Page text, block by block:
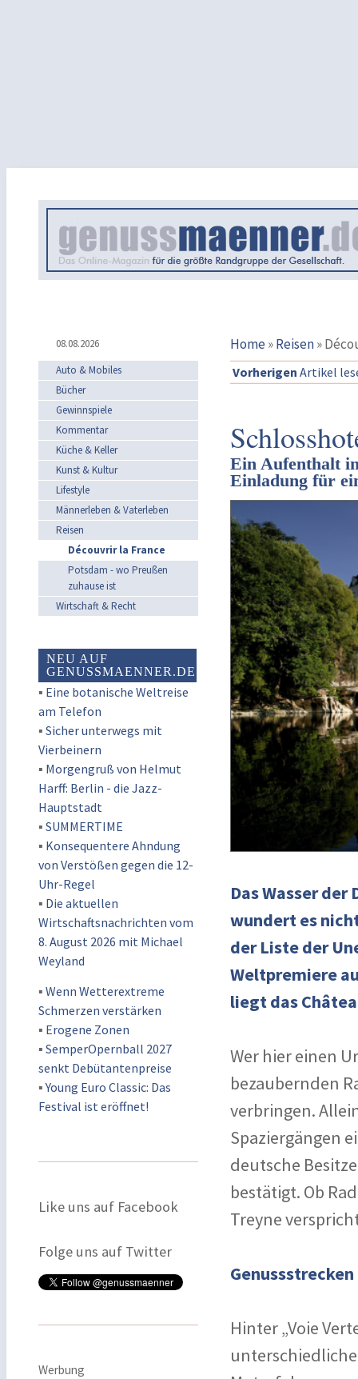
08.08.2026 Home»Reisen»
Auto & Mobiles
Bücher
Gewinnspiele
Kommentar
Küche & Keller
Kunst & Kultur
Lifestyle
Männerleben & Vaterleben
Reisen
Découvrir la France
Potsdam - wo Preußen
zuhause ist
Wirtschaft & Recht
NEU AUF
GENUSSMAENNER.DE
▪ Eine botanische Weltreise
am Telefon
▪ Sicher unterwegs mit
Vierbeinern
▪ Morgengruß von Helmut
Harff: Berlin - die Jazz-
Hauptstadt
▪ SUMMERTIME
▪ Konsequentere Ahndung
von Verstößen gegen die 12-
Uhr-Regel
▪ Die aktuellen
Wirtschaftsnachrichten vom
8. August 2026 mit Michael
Weyland
▪ Wenn Wetterextreme
Schmerzen verstärken
▪ Erogene Zonen
▪ SemperOpernball 2027
senkt Debütantenpreise
▪Young Euro Classic: Das
Festival ist eröffnet!
Like uns auf Facebook
Folge uns auf Twitter
Werbung
Vorherigen Artikel
Ein Aufenthalt
Einladung für
Das Wasser
wundert es
der Liste der
Weltpremiere
liegt das
Wer hier einen
bezaubernden
verbringen.
Spaziergängen
deutsche
bestätigt. Ob
Treyne
Hinter „Voie